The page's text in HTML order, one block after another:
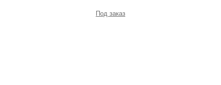
Под заказ